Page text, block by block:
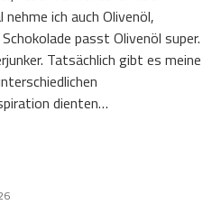
ich auch Olivenöl,
passt Olivenöl super.
Tatsächlich gibt es meine
dienten…